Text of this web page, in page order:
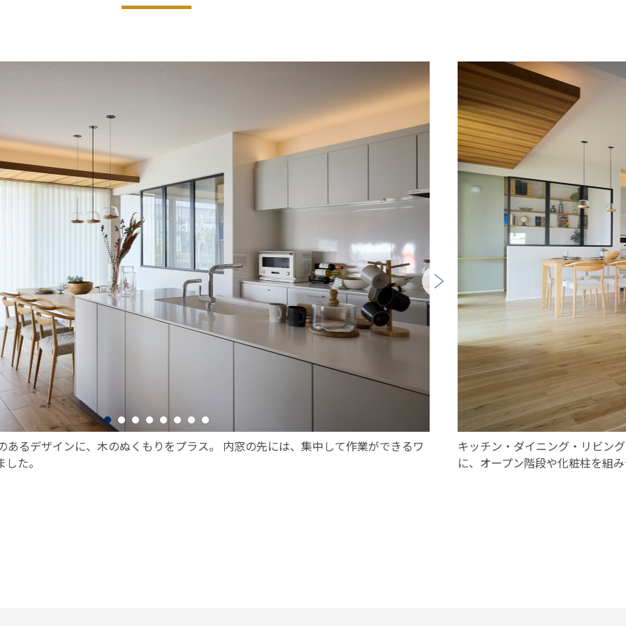
あるデザインに、木のぬくもりをプラス。 内窓の先には、集中して作業ができるワ
た。
キッチン・ダイニング・リビン
に、オープン階段や化粧柱を組